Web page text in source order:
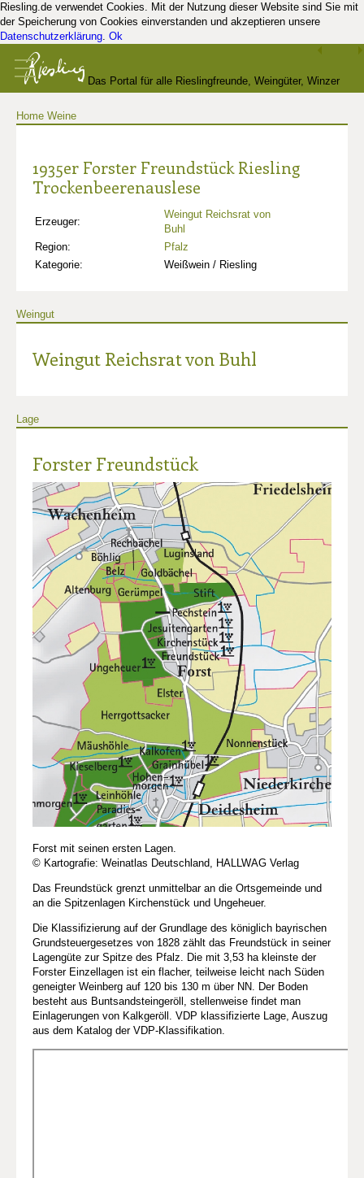
Riesling.de verwendet Cookies. Mit der Nutzung dieser Website sind Sie mit
der Speicherung von Cookies einverstanden und akzeptieren unsere
Datenschutzerklärung. Ok
Das Portal für alle Rieslingfreunde, Weingüter, Winzer
Home Weine
1935er Forster Freundstück Riesling
Trockenbeerenauslese
Erzeuger:
Weingut Reichsrat von
Buhl
Region:
Pfalz
Kategorie:
Weißwein / Riesling
Weingut
Weingut Reichsrat von Buhl
Lage
Forster Freundstück
Forst mit seinen ersten Lagen.
© Kartografie: Weinatlas Deutschland, HALLWAG Verlag
Das Freundstück grenzt unmittelbar an die Ortsgemeinde und
an die Spitzenlagen Kirchenstück und Ungeheuer.
Die Klassifizierung auf der Grundlage des königlich bayrischen
Grundsteuergesetzes von 1828 zählt das Freundstück in seiner
Lagengüte zur Spitze des Pfalz. Die mit 3,53 ha kleinste der
Forster Einzellagen ist ein flacher, teilweise leicht nach Süden
geneigter Weinberg auf 120 bis 130 m über NN. Der Boden
besteht aus Buntsandsteingeröll, stellenweise findet man
Einlagerungen von Kalkgeröll. VDP klassifizierte Lage, Auszug
aus dem Katalog der VDP-Klassifikation.